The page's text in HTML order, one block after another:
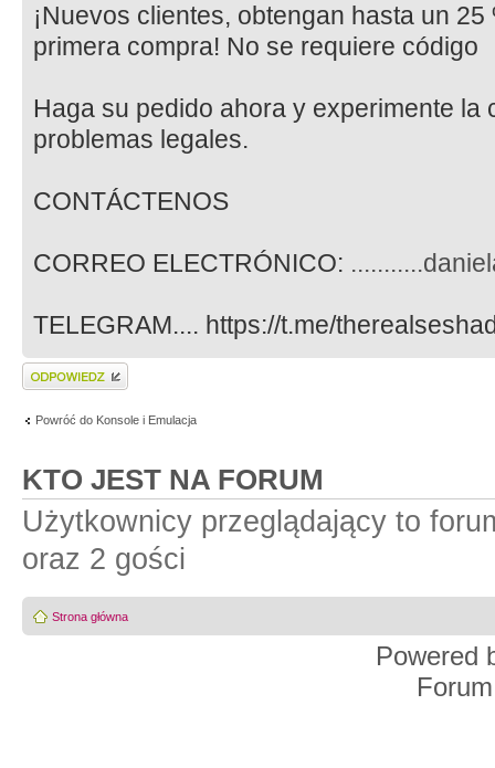
¡Nuevos clientes, obtengan hasta un
primera compra! No se requiere código
Haga su pedido ahora y experimente la
problemas legales.
CONTÁCTENOS
CORREO ELECTRÓNICO:
TELEGRAM.... https://t.me/
Wyślij odpowiedź
Powróć do Konsole i Emulacja
KTO JEST NA FORUM
Użytkownicy przeglądający to
oraz 2 gości
Strona główna
Powered